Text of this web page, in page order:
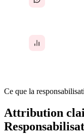
Ce que la
Attribution